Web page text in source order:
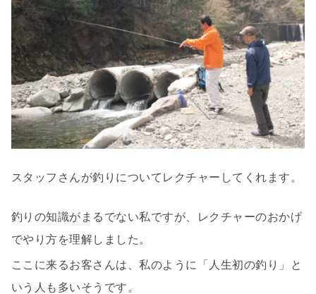
スタッフさんが釣りについてレクチャーしてくれます。
釣りの知識がまるでない私ですが、レクチャーのおかげ
でやり方を理解しました。
ここに来るお客さんは、私のように「人生初の釣り」と
いう人も多いそうです。